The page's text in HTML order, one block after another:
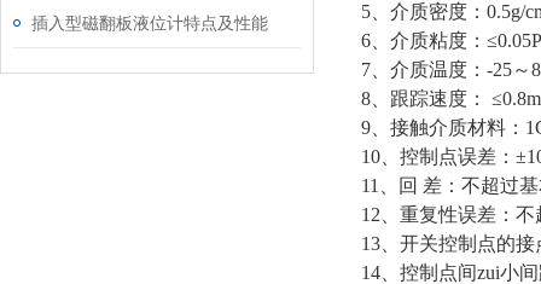
插入型磁翻板液位计特点及性能
5、介质密度：0.5g/
6、介质粘度：
7、介质温度：-25
8、跟踪速度：
9、接触介质材料：
10、控制点误差：
11、回 差：不超过
12、重复性误差：
13、开关控制点的
14、控制点间zui小